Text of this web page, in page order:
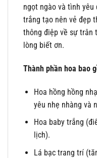
ngọt ngào và tình yêu
trắng tạo nên vẻ đẹp
thông điệp về sự trân
lòng biết ơn.
Thành phần hoa bao
Hoa hồng hồng
yêu nhẹ nhàng và
Hoa baby trắng
lịch).
Lá bạc trang trí